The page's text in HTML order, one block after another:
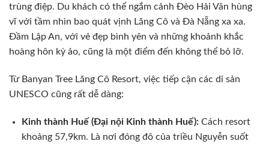
trùng điệp. Du khách có thể ngắm cảnh Đèo Hải Vân hùng
vĩ với tầm nhìn bao quát vịnh Lăng Cô và Đà Nẵng xa xa.
Đầm Lập An, với vẻ đẹp bình yên và những khoảnh khắc
hoàng hôn kỳ ảo, cũng là một điểm đến không thể bỏ lỡ.
Từ Banyan Tree Lăng Cô Resort, việc tiếp cận các di sản
UNESCO cũng rất dễ dàng:
Kinh thành Huế (Đại nội Kinh thành Huế):Cách resort
khoảng 57,9km. Là nơi đóng đô của triều Nguyễn suốt